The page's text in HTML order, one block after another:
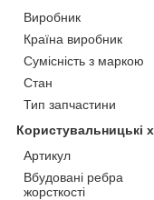
Виробник
Країна виробник
Сумісність з маркою
Стан
Тип запчастини
Користувальницькі
Артикул
Вбудовані ребра
жорсткості